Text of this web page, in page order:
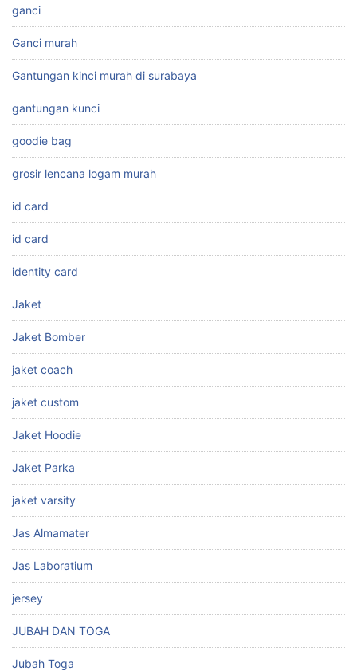
ganci
Ganci murah
Gantungan kinci murah di surabaya
gantungan kunci
goodie bag
grosir lencana logam murah
id card
id card
identity card
Jaket
Jaket Bomber
jaket coach
jaket custom
Jaket Hoodie
Jaket Parka
jaket varsity
Jas Almamater
Jas Laboratium
jersey
JUBAH DAN TOGA
Jubah Toga